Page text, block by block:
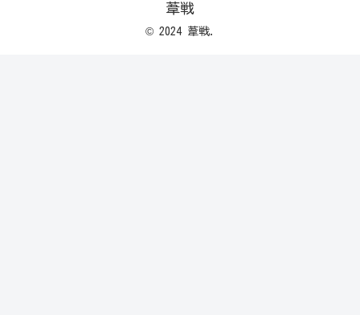
葦戦
© 2024 葦戦.